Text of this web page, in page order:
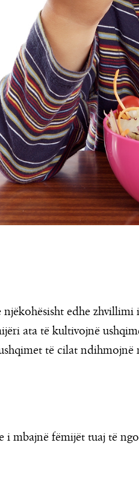
edhe
ata të kultivojnë
të cilat ndihmojnë
i mbajnë fëmijët tuaj të